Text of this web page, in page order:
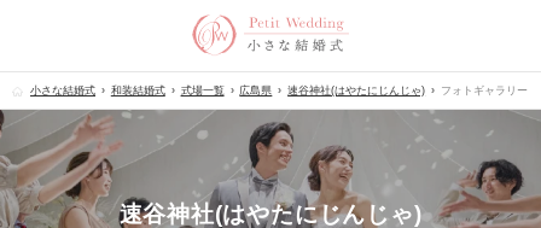
小さな結婚式 和装結婚式 式場一覧 広島県 速谷神社(はやたにじんじゃ) フォトギャラリー
速谷神社(はやたにじんじゃ)